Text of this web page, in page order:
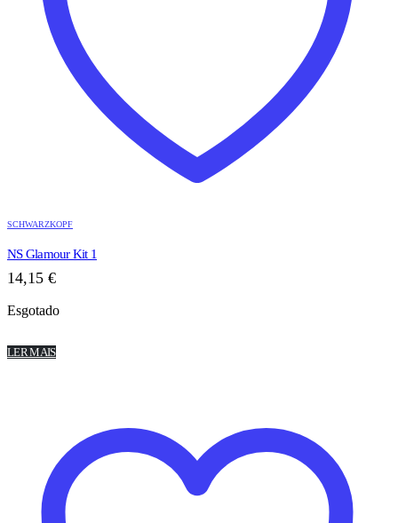
SCHWARZKOPF
NS Glamour Kit 1
14,15 €
Esgotado
LER MAIS